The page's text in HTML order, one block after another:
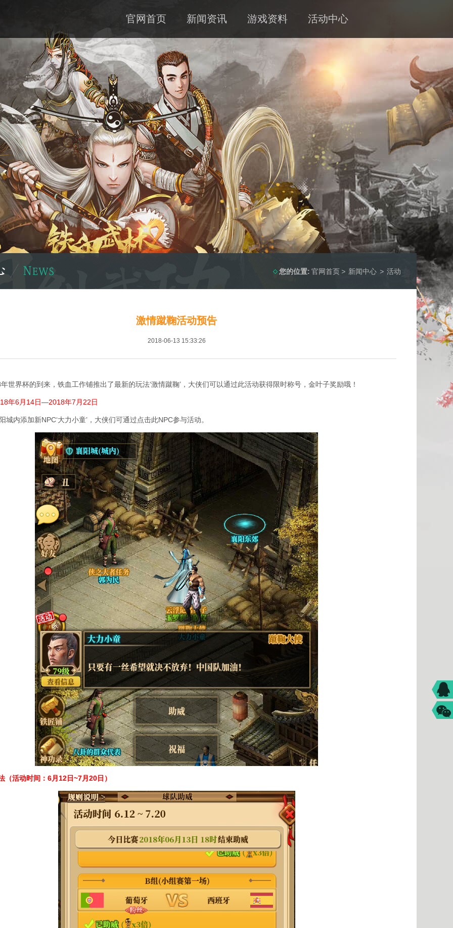
官网首页 新闻资讯 游戏资料 活动中心
您的位置: 官网首页> 新闻中心 > 活动
激情蹴鞠活动预告
2018-06-13 15:33:26
世界杯的到来，铁血工作铺推出了最新的玩法‘激情蹴鞠’，大侠们可以通过此活动获得限时称号，金叶子奖励哦！
年6月14日—2018年7月22日
城内添加新NPC‘大力小童’，大侠们可通过点击此NPC参与活动。
（活动时间：6月12日~7月20日）
公告
资料 攻略
下载 客服